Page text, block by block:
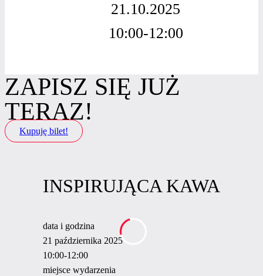
21.10.2025
10:00-12:00
ZAPISZ SIĘ JUŻ
TERAZ!
Kupuję bilet!
INSPIRUJĄCA KAWA
data i godzina
21 października 2025
10:00-12:00
miejsce wydarzenia